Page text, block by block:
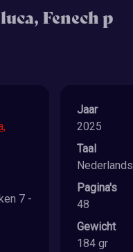
Fenech p
7 -
Jaar
2025
Taal
Nederlands
Pagina's
48
Gewicht
184 gr